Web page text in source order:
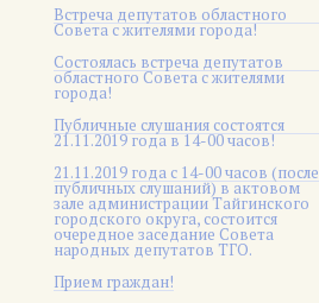
Встреча депутатов областного
Совета с жителями города!
Состоялась встреча депутатов
областного Совета с жителями
города!
Публичные слушания состоятся
21.11.2019 года в 14-00 часов!
21.11.2019 года с 14-00 часов (после
публичных слушаний) в актовом
зале администрации Тайгинского
городского округа, состоится
очередное заседание Совета
народных депутатов ТГО.
Прием граждан!